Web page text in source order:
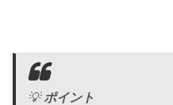
💡ポイント